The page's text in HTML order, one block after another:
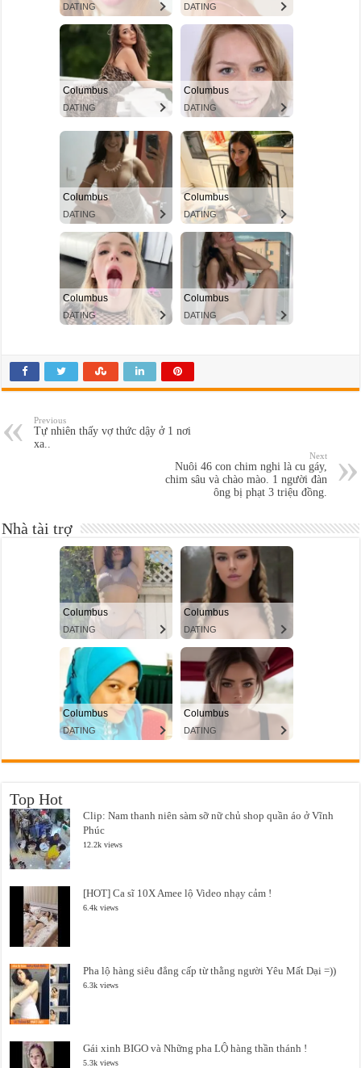
Previous
Tự nhiên thấy vợ thức dậy ở 1 nơi
xa..
Next
Nuôi 46 con chim nghi là cu gáy,
chim sâu và chào mào. 1 người đàn
ông bị phạt 3 triệu đồng.
Nhà tài trợ
Top Hot
Clip: Nam thanh niên sàm sỡ nữ chủ shop quần áo ở Vĩnh
Phúc
12.2k views
[HOT] Ca sĩ 10X Amee lộ Video nhạy cảm !
6.4k views
Pha lộ hàng siêu đẳng cấp từ thằng người Yêu Mất Dại =))
6.3k views
Gái xinh BIGO và Những pha LỘ hàng thần thánh !
5.3k views